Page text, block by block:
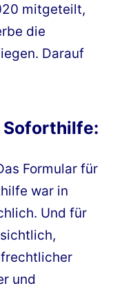
mitgeteilt,
die
Darauf
Soforthilfe:
Formular für
war in
Und für
und